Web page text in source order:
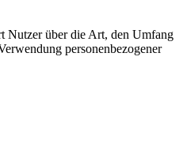
Nutzer über die Art, den Umfang
personenbezogener